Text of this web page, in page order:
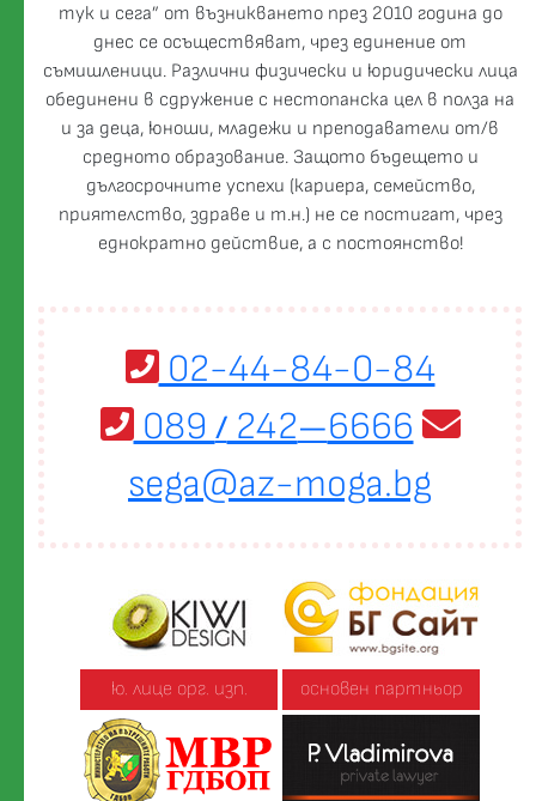
тук и сега” от възникването през 2010 година до
днес се осъществяват, чрез единение от
съмишленици. Различни физически и юридически лица
обединени в сдружение с нестопанска цел в полза на
и за деца, юноши, младежи и преподаватели от/в
средното образование. Защото бъдещето и
дългосрочните успехи (кариера, семейство,
приятелство, здраве и т.н.) не се постигат, чрез
еднократно действие, а с постоянство!
02-44-84-0-84
089 /242—6666
sega@az-moga.bg
ю. лице орг. изп. основен партньор